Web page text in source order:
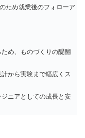
ため就業後のフォローア
め、ものづくりの醍醐
から実験まで幅広くス
ニアとしての成⾧と安